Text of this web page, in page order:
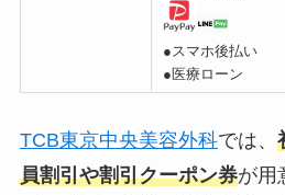
●スマホ後払い
●医療ローン
TCB東京中央美容外科では、
員割引や割引クーポン券が用